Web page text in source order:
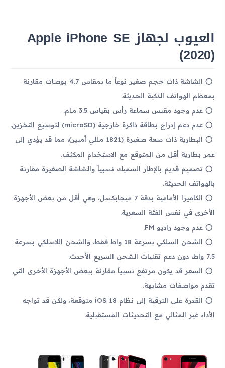
العيوب لجهاز Apple iPhone SE
(2020)
الشاشة ذات حجم صغير نوعاً ما بمقاس 4.7 بوصات مقارنة
بمعظم الهواتف الذكية الحديثة.
عدم وجود مقبس سماعة رأس بقياس 3.5 ملم.
عدم دعم إدراج بطاقة ذاكرة خارجية (microSD) لتوسيع التخزين.
البطارية ذات سعة صغيرة (1821 مللي أمبير)، مما قد يؤدي إلى
عمر بطارية أقل من المتوقع مع الاستخدام المكثف.
تصميم قديم بالإطار السميك نسبياً والشاشة الصغيرة مقارنة
بالهواتف الحديثة.
الكاميرا الأمامية بدقة 7 ميجابكسل، وهي أقل من بعض الأجهزة
الأخرى في نفس الفئة السعرية.
عدم وجود راديو FM.
الشحن السلكي بسرعة 18 واط فقط، والشحن اللاسلكي بسرعة
7.5 واط، دون دعم تقنيات الشحن السريع الأحدث.
السعر قد يكون مرتفع نسبياً مقارنة ببعض الأجهزة الأخرى التي
تقدم مواصفات مشابهة.
القدرة على الترقية إلى نظام iOS 18 متوقعة، ولكن قد تواجه
الأداء غير المثالي مع التحديثات المستقبلية.